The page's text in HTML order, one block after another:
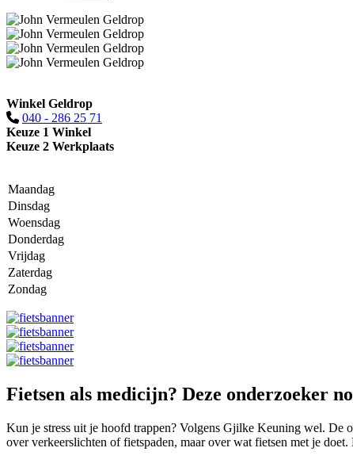
Winkel Geldrop
040 - 286 25 71
Keuze 1 Winkel
Keuze 2 Werkplaats
Maandag
Dinsdag
Woensdag
Donderdag
Vrijdag
Zaterdag
Zondag
Fietsen als medicijn? Deze onderzoeker
Kun je stress uit je hoofd trappen? Volgens Gjilke Keuning wel. De
over verkeerslichten of fietspaden, maar over wat fietsen met je